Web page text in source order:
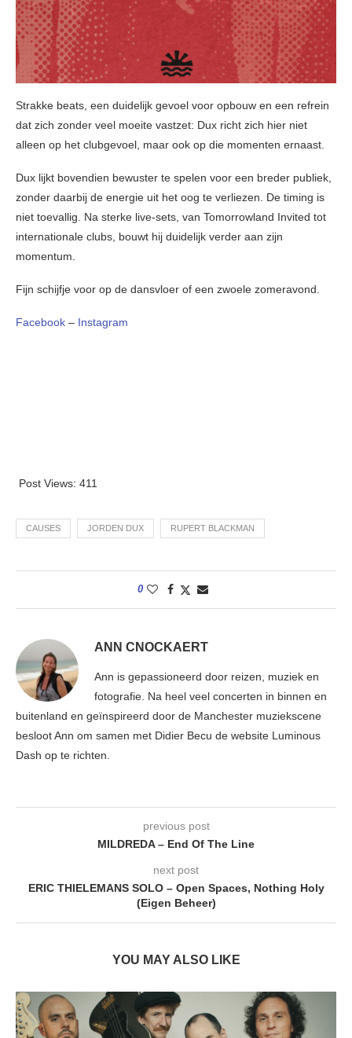
Strakke beats, een duidelijk gevoel voor opbouw en een refrein
dat zich zonder veel moeite vastzet: Dux richt zich hier niet
alleen op het clubgevoel, maar ook op die momenten ernaast.
Dux lijkt bovendien bewuster te spelen voor een breder publiek,
zonder daarbij de energie uit het oog te verliezen. De timing is
niet toevallig. Na sterke live-sets, van Tomorrowland Invited tot
internationale clubs, bouwt hij duidelijk verder aan zijn
momentum.
Fijn schijfje voor op de dansvloer of een zwoele zomeravond.
Facebook – Instagram
Post Views: 411
CAUSES JORDEN DUX RUPERT BLACKMAN
0
ANN CNOCKAERT
Ann is gepassioneerd door reizen, muziek en
fotografie. Na heel veel concerten in binnen en
buitenland en geïnspireerd door de Manchester muziekscene
besloot Ann om samen met Didier Becu de website Luminous
Dash op te richten.
previous post
MILDREDA – End Of The Line
next post
ERIC THIELEMANS SOLO – Open Spaces, Nothing Holy
(Eigen Beheer)
YOU MAY ALSO LIKE